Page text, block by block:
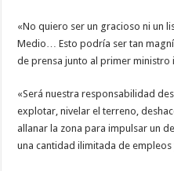
Medio»
«No quiero ser un gracioso ni un
Medio… Esto podría ser tan
de prensa junto al primer ministro
«Será nuestra responsabilidad
explotar, nivelar el terreno,
allanar la zona para impulsar un
una cantidad ilimitada de